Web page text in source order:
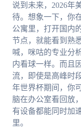
说到未来，2026年
待。想象一下，你
公寓里，打开国内
节点，就能看到熟
喊，咪咕的专业分
内看球一样。而且
流，即使是高峰时
年世界杯期间，你
脑在办公室看回放
有设备都能同时加
里。